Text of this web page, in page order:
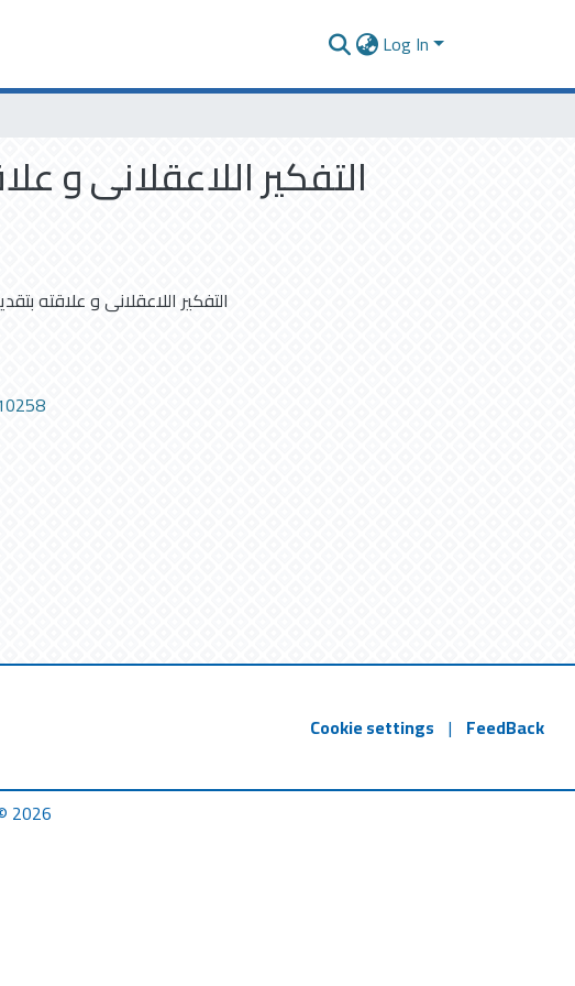
Log In
التفكير اللاعقلانى و
التفكير اللاعقلانى و علاقته
Cookie settings | FeedBack
2026